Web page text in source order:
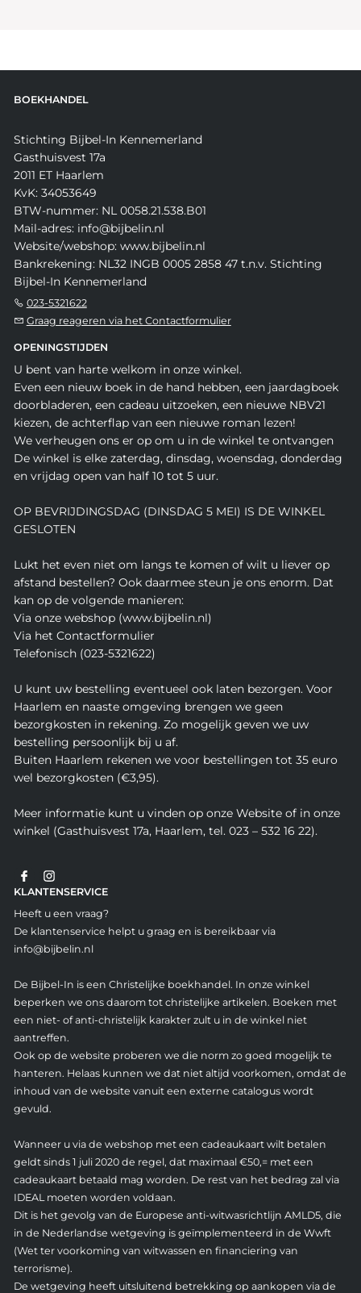
BOEKHANDEL
Stichting Bijbel-In Kennemerland
Gasthuisvest 17a
2011 ET Haarlem
KvK: 34053649
BTW-nummer: NL 0058.21.538.B01
Mail-adres: info@bijbelin.nl
Website/webshop: www.bijbelin.nl
Bankrekening: NL32 INGB 0005 2858 47 t.n.v. Stichting
Bijbel-In Kennemerland
023-5321622
Graag reageren via het Contactformulier
OPENINGSTIJDEN
U bent van harte welkom in onze winkel.
Even een nieuw boek in de hand hebben, een jaardagboek
doorbladeren, een cadeau uitzoeken, een nieuwe NBV21
kiezen, de achterflap van een nieuwe roman lezen!
We verheugen ons er op om u in de winkel te ontvangen
De winkel is elke zaterdag, dinsdag, woensdag, donderdag
en vrijdag open van half 10 tot 5 uur.
OP BEVRIJDINGSDAG (DINSDAG 5 MEI) IS DE WINKEL
GESLOTEN
Lukt het even niet om langs te komen of wilt u liever op
afstand bestellen? Ook daarmee steun je ons enorm. Dat
kan op de volgende manieren:
Via onze webshop (www.bijbelin.nl)
Via het Contactformulier
Telefonisch (023-5321622)
U kunt uw bestelling eventueel ook laten bezorgen. Voor
Haarlem en naaste omgeving brengen we geen
bezorgkosten in rekening. Zo mogelijk geven we uw
bestelling persoonlijk bij u af.
Buiten Haarlem rekenen we voor bestellingen tot 35 euro
wel bezorgkosten (€3,95).
Meer informatie kunt u vinden op onze Website of in onze
winkel (Gasthuisvest 17a, Haarlem, tel. 023 – 532 16 22).
KLANTENSERVICE
Heeft u een vraag?
De klantenservice helpt u graag en is bereikbaar via
info@bijbelin.nl
De Bijbel-In is een Christelijke boekhandel. In onze winkel
beperken we ons daarom tot christelijke artikelen. Boeken met
een niet- of anti-christelijk karakter zult u in de winkel niet
aantreffen.
Ook op de website proberen we die norm zo goed mogelijk te
hanteren. Helaas kunnen we dat niet altijd voorkomen, omdat de
inhoud van de website vanuit een externe catalogus wordt
gevuld.
Wanneer u via de webshop met een cadeaukaart wilt betalen
geldt sinds 1 juli 2020 de regel, dat maximaal €50,= met een
cadeaukaart betaald mag worden. De rest van het bedrag zal via
IDEAL moeten worden voldaan.
Dit is het gevolg van de Europese anti-witwasrichtlijn AMLD5, die
in de Nederlandse wetgeving is geïmplementeerd in de Wwft
(Wet ter voorkoming van witwassen en financiering van
terrorisme).
De wetgeving heeft uitsluitend betrekking op aankopen via de